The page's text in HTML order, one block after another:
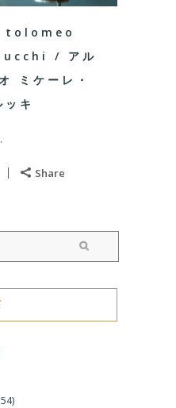
/ アル
ミケーレ・
ッキ
Share